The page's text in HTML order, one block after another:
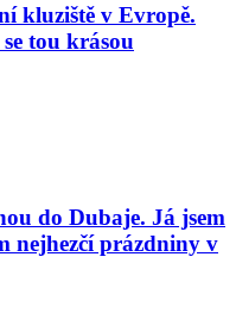
kluziště v Evropě.
tou krásou
do Dubaje. Já jsem
nejhezčí prázdniny v